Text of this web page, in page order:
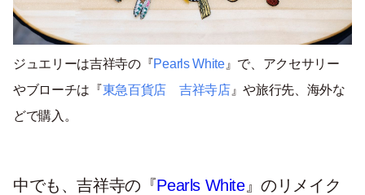
ジュエリーは吉祥寺の『Pearls White』で、アクセサリー
やブローチは『東急百貨店 吉祥寺店』や旅行先、海外な
どで購入。
中でも、吉祥寺の『Pearls White』のリメイク